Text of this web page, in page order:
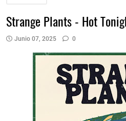
Strange Plants - Hot
Junio 07, 2025 0